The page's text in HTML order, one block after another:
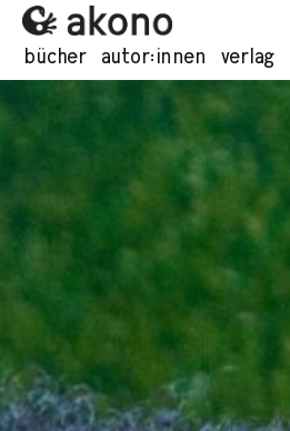
bücher autor:innen verlag